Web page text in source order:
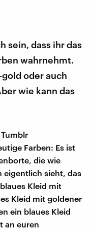
sein, dass ihr das
wahrnehmt.
oder auch
wie kann das
Farben: Es ist
die wie
eigentlich sieht, das
Kleid mit
Kleid mit goldener
ein blaues Kleid
an euren